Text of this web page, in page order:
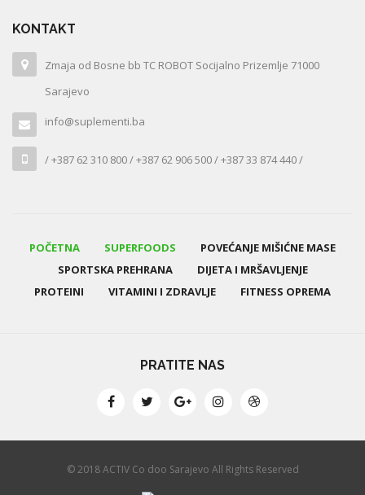
KONTAKT
Zmaja od Bosne bb TC ROBOT Socijalno Prizemlje 71000
Sarajevo
info@suplementi.ba
/ +387 62 310 800 / +387 62 906 500 / +387 33 874 440 /
POČETNA SUPERFOODS
POVEĆANJE MIŠIĆNE MASE
SPORTSKA PREHRANA
DIJETA I MRŠAVLJENJE
PROTEINI
VITAMINI I ZDRAVLJE FITNESS OPREMA
PRATITE NAS
© 2018 ACTIV Co doo Sarajevo All Rights Reserved